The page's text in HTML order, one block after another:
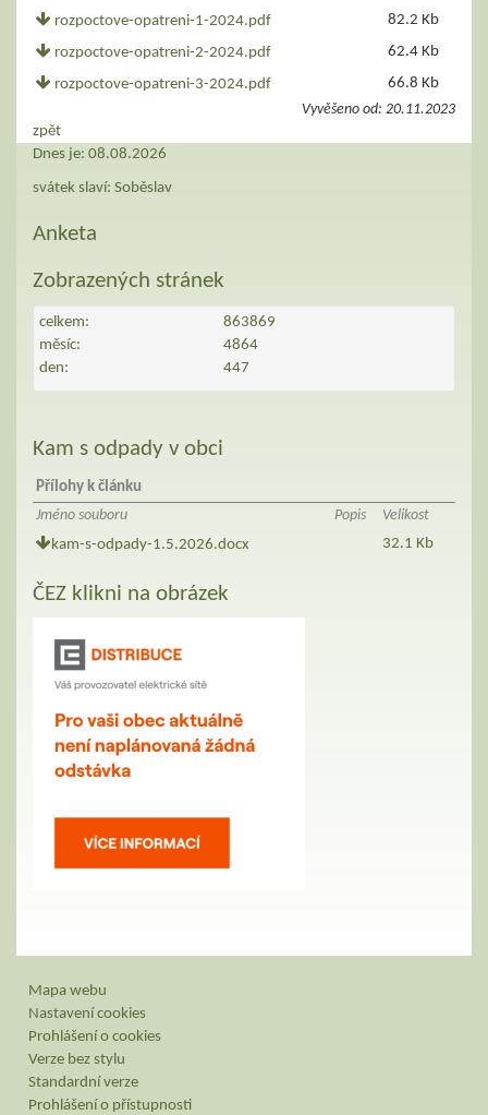
rozpoctove-opatreni-1-2024.pdf
82.2 Kb
rozpoctove-opatreni-2-2024.pdf
62.4 Kb
rozpoctove-opatreni-3-2024.pdf
66.8 Kb
Vyvěšeno od: 20.11.2023
zpět
Dnes je: 08.08.2026
svátek slaví: Soběslav
Anketa
Zobrazených stránek
celkem:
863869
měsíc:
4864
den:
447
Kam s odpady v obci
Přílohy k článku
Jméno souboru Popis Velikost
kam-s-odpady-1.5.2026.docx 32.1 Kb
ČEZ klikni na obrázek
Mapa webu
Nastavení cookies
Prohlášení o cookies
Verze bez stylu
Standardní verze
Prohlášení o přístupnosti